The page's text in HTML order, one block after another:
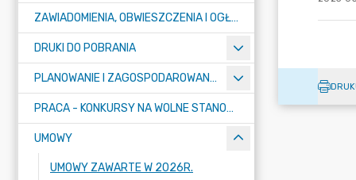
ZAWIADOMIENIA, OBWIESZCZENIA I OGŁOSZENIA
DRUKI DO POBRANIA
PLANOWANIE I ZAGOSPODAROWANIE PRZESTRZENNE
PRACA - KONKURSY NA WOLNE STANOWISKA
UMOWY
UMOWY ZAWARTE W 2026R.